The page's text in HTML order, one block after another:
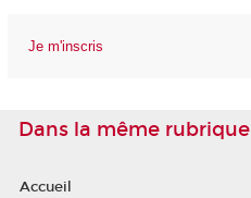
Je m'inscris
Dans la même rubrique
Accueil